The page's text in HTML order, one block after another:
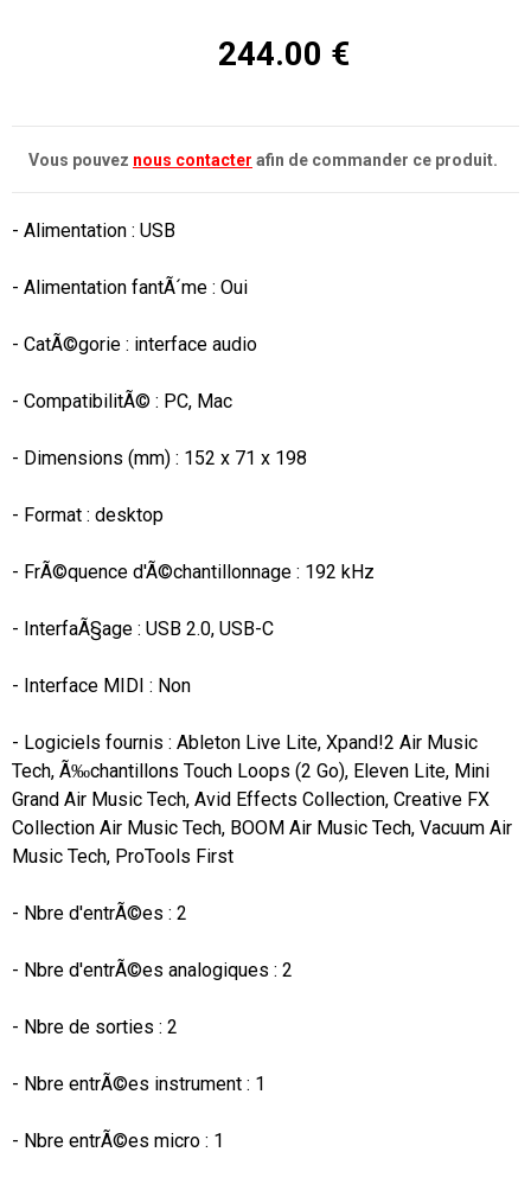
244.00 €
Vous pouvez nous contacter afin de commander ce produit.
- Alimentation : USB
- Alimentation fantÃ´me : Oui
- CatÃ©gorie : interface audio
- CompatibilitÃ© : PC, Mac
- Dimensions (mm) : 152 x 71 x 198
- Format : desktop
- FrÃ©quence d'Ã©chantillonnage : 192 kHz
- InterfaÃ§age : USB 2.0, USB-C
- Interface MIDI : Non
- Logiciels fournis : Ableton Live Lite, Xpand!2 Air Music
Tech, Ã‰chantillons Touch Loops (2 Go), Eleven Lite, Mini
Grand Air Music Tech, Avid Effects Collection, Creative FX
Collection Air Music Tech, BOOM Air Music Tech, Vacuum Air
Music Tech, ProTools First
- Nbre d'entrÃ©es : 2
- Nbre d'entrÃ©es analogiques : 2
- Nbre de sorties : 2
- Nbre entrÃ©es instrument : 1
- Nbre entrÃ©es micro : 1